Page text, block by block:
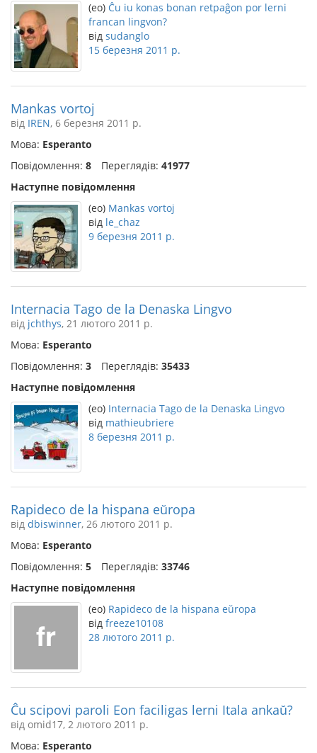
(eo) Ĉu iu konas bonan retpaĝon por lerni
francan lingvon?
від sudanglo
15 березня 2011 р.
Mankas vortoj
від IREN, 6 березня 2011 р.
Мова: Esperanto
Повідомлення: 8 Переглядів: 41977
Наступне повідомлення
(eo) Mankas vortoj
від le_chaz
9 березня 2011 р.
Internacia Tago de la Denaska Lingvo
від jchthys, 21 лютого 2011 р.
Мова: Esperanto
Повідомлення: 3 Переглядів: 35433
Наступне повідомлення
(eo) Internacia Tago de la Denaska Lingvo
від mathieubriere
8 березня 2011 р.
Rapideco de la hispana eŭropa
від dbiswinner, 26 лютого 2011 р.
Мова: Esperanto
Повідомлення: 5 Переглядів: 33746
Наступне повідомлення
(eo) Rapideco de la hispana eŭropa
від freeze10108
28 лютого 2011 р.
Ĉu scipovi paroli Eon faciligas lerni Itala ankaŭ?
від omid17, 2 лютого 2011 р.
Мова: Esperanto